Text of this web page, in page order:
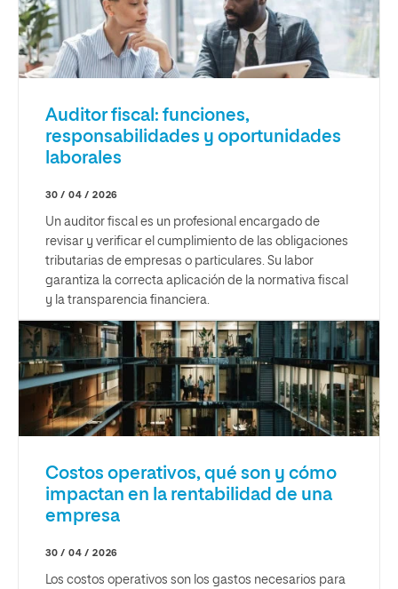
Auditor fiscal: funciones,
responsabilidades y oportunidades
laborales
30 / 04 / 2026
Un auditor fiscal es un profesional encargado de
revisar y verificar el cumplimiento de las obligaciones
tributarias de empresas o particulares. Su labor
garantiza la correcta aplicación de la normativa fiscal
y la transparencia financiera.
Costos operativos, qué son y cómo
impactan en la rentabilidad de una
empresa
30 / 04 / 2026
Los costos operativos son los gastos necesarios para